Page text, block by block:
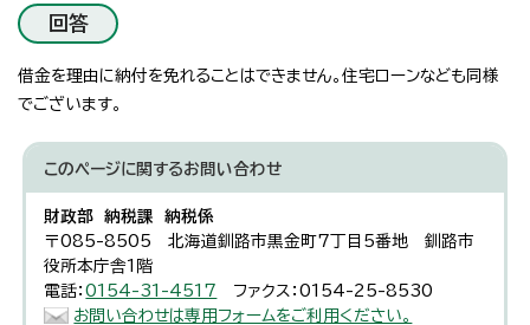
回答
借金を理由に納付を免れることはできません。住宅ローンなども同様
でございます。
このページに関するお問い合わせ
財政部 納税課 納税係
〒085-8505 北海道釧路市黒金町7丁目5番地 釧路市
役所本庁舎1階
電話：0154-31-4517
ファクス：0154-25-8530
お問い合わせは専用フォームをご利用ください。